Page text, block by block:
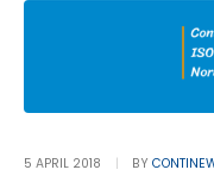
5 APRIL 2018 BY